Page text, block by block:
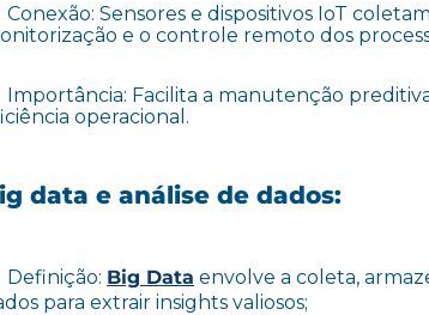
Conexão: Sensores e dispositivos IoT
e o controle remoto dos
Importância: Facilita a manutenção
operacional.
data e análise de dados:
Definição: Big Data envolve a coleta,
para extrair insights valiosos;